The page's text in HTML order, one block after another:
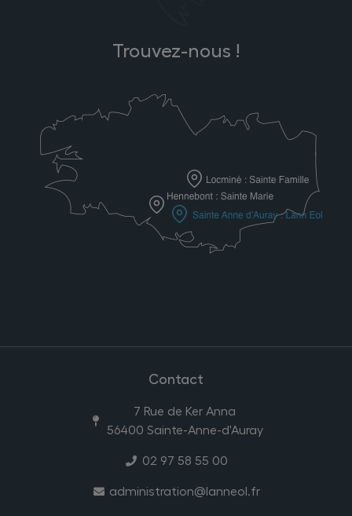
Trouvez-nous !
Contact
7 Rue de Ker Anna
56400 Sainte-Anne-d'Auray
02 97 58 55 00
administration@lanneol.fr